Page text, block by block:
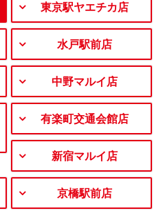
東京駅ヤエチカ店
水戸駅前店
中野マルイ店
有楽町交通会館店
新宿マルイ店
京橋駅前店